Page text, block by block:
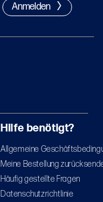
Anmelden
Hilfe benötigt?
Allgemeine
Meine Bestellung
Häufig gestellte Fragen
Datenschutzrichtlinie